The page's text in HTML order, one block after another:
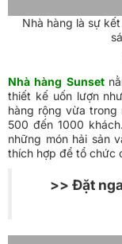
Nhà hàng là sự
Nhà hàng Sunset
thiết kế uốn lượn
hàng rộng vừa
500 đến 1000
những món hải sản
thích hợp để tổ chức
>> Đặt